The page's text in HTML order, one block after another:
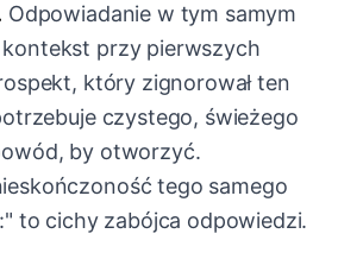
Odpowiadanie w tym samym
przy pierwszych
który zignorował ten
czystego, świeżego
by otworzyć.
tego samego
to cichy zabójca odpowiedzi.